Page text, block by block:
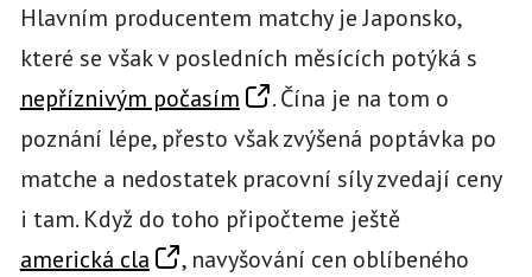
Hlavním producentem matchy je Japonsko,
které se však v posledních měsících potýká s
nepříznivým počasím
. Čína je na tom o
poznání lépe, přesto však zvýšená poptávka po
matche a nedostatek pracovní síly zvedají ceny
i tam. Když do toho připočteme ještě
americká cla
, navyšování cen oblíbeného